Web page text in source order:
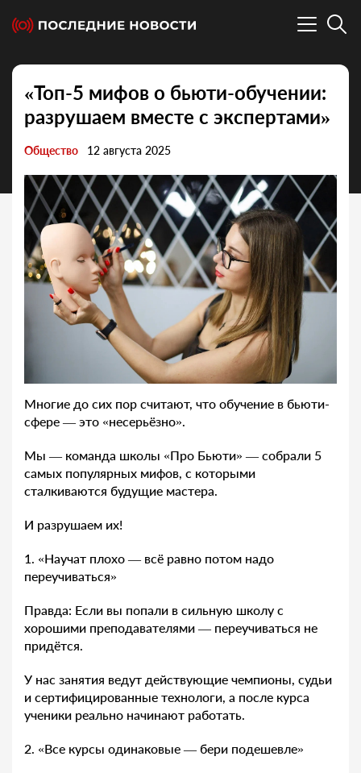
«Топ-5 мифов о бьюти-обучении:
разрушаем вместе с экспертами»
Общество 12 августа 2025
Многие до сих пор считают, что обучение в бьюти-
сфере — это «несерьёзно».
Мы — команда школы «Про Бьюти» — собрали 5
самых популярных мифов, с которыми
сталкиваются будущие мастера.
И разрушаем их!
1. «Научат плохо — всё равно потом надо
переучиваться»
Правда: Если вы попали в сильную школу с
хорошими преподавателями — переучиваться не
придётся.
У нас занятия ведут действующие чемпионы, судьи
и сертифицированные технологи, а после курса
ученики реально начинают работать.
2. «Все курсы одинаковые — бери подешевле»